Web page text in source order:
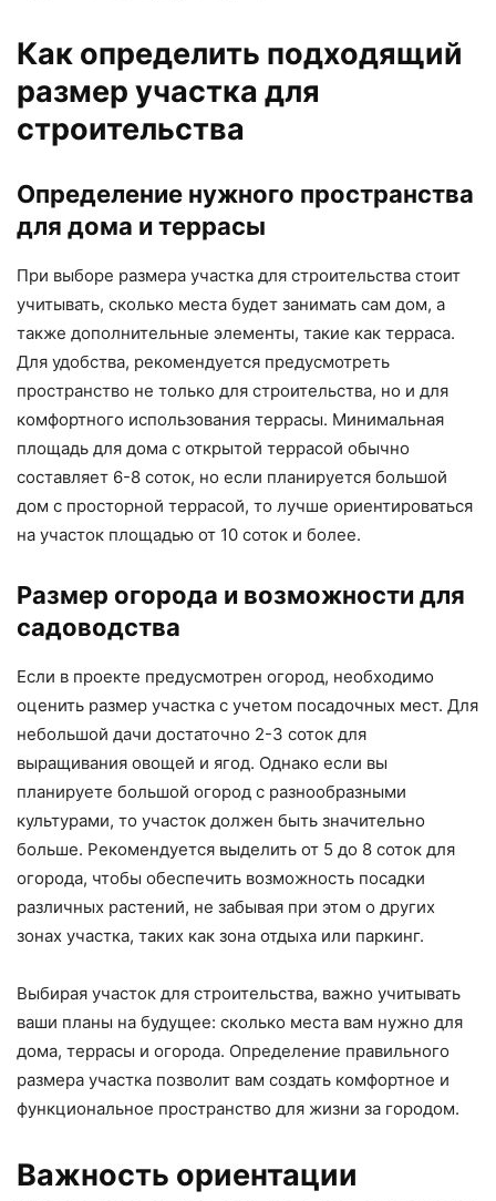
Как определить подходящий
размер участка для
строительства
Определение нужного пространства
для дома и террасы
При выборе размера участка для строительства стоит
учитывать, сколько места будет занимать сам дом, а
также дополнительные элементы, такие как терраса.
Для удобства, рекомендуется предусмотреть
пространство не только для строительства, но и для
комфортного использования террасы. Минимальная
площадь для дома с открытой террасой обычно
составляет 6-8 соток, но если планируется большой
дом с просторной террасой, то лучше ориентироваться
на участок площадью от 10 соток и более.
Размер огорода и возможности для
садоводства
Если в проекте предусмотрен огород, необходимо
оценить размер участка с учетом посадочных мест. Для
небольшой дачи достаточно 2-3 соток для
выращивания овощей и ягод. Однако если вы
планируете большой огород с разнообразными
культурами, то участок должен быть значительно
больше. Рекомендуется выделить от 5 до 8 соток для
огорода, чтобы обеспечить возможность посадки
различных растений, не забывая при этом о других
зонах участка, таких как зона отдыха или паркинг.
Выбирая участок для строительства, важно учитывать
ваши планы на будущее: сколько места вам нужно для
дома, террасы и огорода. Определение правильного
размера участка позволит вам создать комфортное и
функциональное пространство для жизни за городом.
Важность ориентации